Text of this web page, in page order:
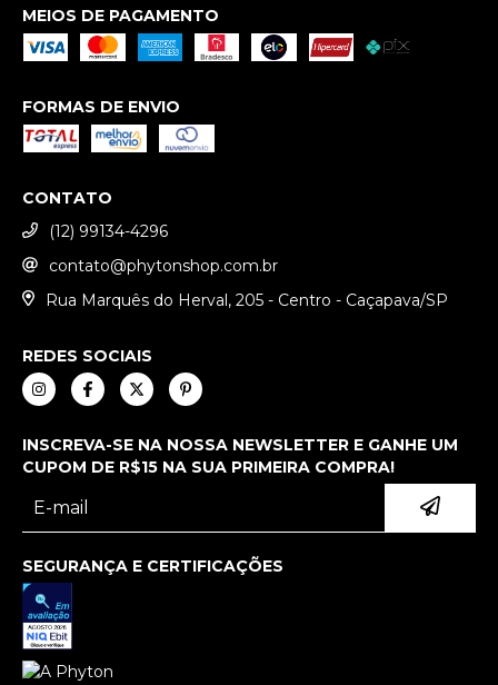
MEIOS DE PAGAMENTO
FORMAS DE ENVIO
CONTATO
(12) 99134-4296
contato@phytonshop.com.br
Rua Marquês do Herval, 205 - Centro - Caçapava/SP
REDES SOCIAIS
INSCREVA-SE NA NOSSA NEWSLETTER E GANHE UM
CUPOM DE R$15 NA SUA PRIMEIRA COMPRA!
SEGURANÇA E CERTIFICAÇÕES